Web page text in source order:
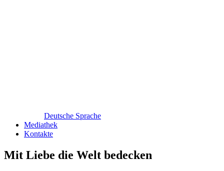
Deutsche Sprache
Mediathek
Kontakte
Mit Liebe die Welt bedecken